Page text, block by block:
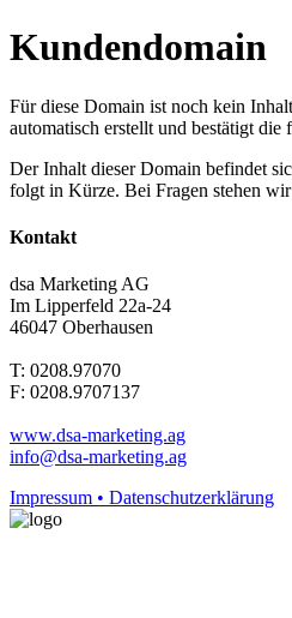
Kundendomain
Für diese Domain ist noch kein
automatisch erstellt und bestätigt die
Der Inhalt dieser Domain befindet
folgt in Kürze. Bei Fragen stehen
Kontakt
dsa Marketing AG
Im Lipperfeld 22a-24
46047 Oberhausen
T: 0208.97070
F: 0208.9707137
www.dsa-marketing.ag
info@dsa-marketing.ag
Impressum • Datenschutzerklärung